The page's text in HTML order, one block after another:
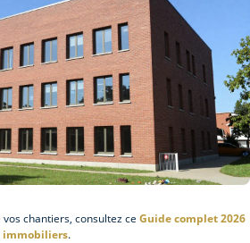
chantiers, consultez ce Guide complet 2026
immobiliers.